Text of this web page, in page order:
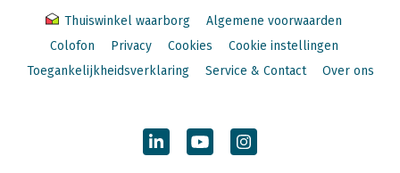
Thuiswinkel waarborg
Algemene voorwaarden
Colofon
Privacy Cookies
Cookie instellingen
Toegankelijkheidsverklaring
Service & Contact Over ons